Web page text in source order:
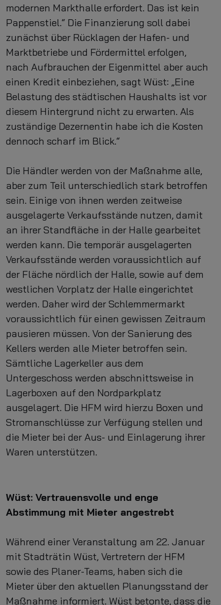
modernen Markthalle erfordert. Das ist kein
Pappenstiel.“ Die Finanzierung soll dabei
zunächst über Rücklagen der Hafen- und
Marktbetriebe und Fördermittel erfolgen,
nach Aufbrauchen der Eigenmittel aber auch
einen Kredit einbeziehen, sagt Wüst: „Eine
Belastung des städtischen Haushalts ist vor
diesem Hintergrund nicht zu erwarten. Als
zuständige Dezernentin habe ich die Kosten
dennoch scharf im Blick.“
Die Händler werden von der Maßnahme alle,
aber zum Teil unterschiedlich stark betroffen
sein. Einige von ihnen werden zeitweise
ausgelagerte Verkaufsstände nutzen, damit
an ihrer Standfläche in der Halle gearbeitet
werden kann. Die temporär ausgelagerten
Verkaufsstände werden voraussichtlich auf
der Fläche nördlich der Halle, sowie auf dem
westlichen Vorplatz der Halle eingerichtet
werden. Daher wird der Schlemmermarkt
voraussichtlich für einen gewissen Zeitraum
pausieren müssen. Von der Sanierung des
Kellers werden alle Mieter betroffen sein.
Sämtliche Lagerkeller aus dem
Untergeschoss werden abschnittsweise in
Lagerboxen auf den Nordparkplatz
ausgelagert. Die HFM wird hierzu Boxen und
Stromanschlüsse zur Verfügung stellen und
die Mieter bei der Aus- und Einlagerung ihrer
Waren unterstützen.
Wüst: Vertrauensvolle und enge
Abstimmung mit Mieter angestrebt
Während einer Veranstaltung am 22. Januar
mit Stadträtin Wüst, Vertretern der HFM
sowie des Planer-Teams, haben sich die
Mieter über den aktuellen Planungsstand der
Maßnahme informiert. Wüst betonte, dass die